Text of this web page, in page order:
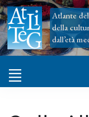
Atlante
della
dall’età